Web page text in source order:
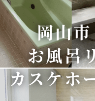
岡山
お風呂
カスケホ